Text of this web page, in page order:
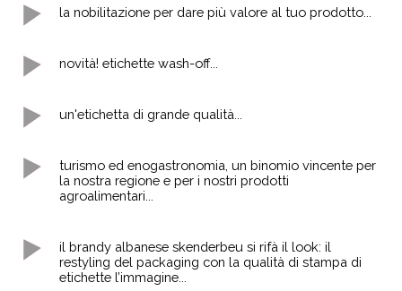
la nobilitazione per dare più valore al tuo prodotto...
novità! etichette wash-off...
un'etichetta di grande qualità...
turismo ed enogastronomia, un binomio vincente per
la nostra regione e per i nostri prodotti
agroalimentari...
il brandy albanese skenderbeu si rifà il look: il
restyling del packaging con la qualità di stampa di
etichette l’immagine...